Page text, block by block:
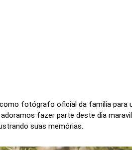
fotógrafo oficial da família para
fazer parte deste dia
suas memórias.